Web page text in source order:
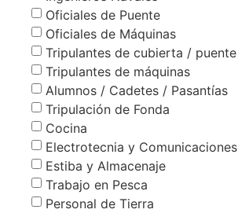
Oficiales de Puente
Oficiales de Máquinas
Tripulantes de cubierta / puente
Tripulantes de máquinas
Alumnos / Cadetes / Pasantías
Tripulación de Fonda
Cocina
Electrotecnia y Comunicaciones
Estiba y Almacenaje
Trabajo en Pesca
Personal de Tierra